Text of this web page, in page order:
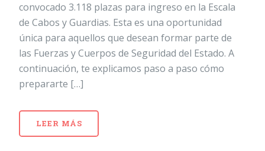
convocado 3.118 plazas para ingreso en la Escala
de Cabos y Guardias. Esta es una oportunidad
única para aquellos que desean formar parte de
las Fuerzas y Cuerpos de Seguridad del Estado. A
continuación, te explicamos paso a paso cómo
prepararte […]
LEER MÁS